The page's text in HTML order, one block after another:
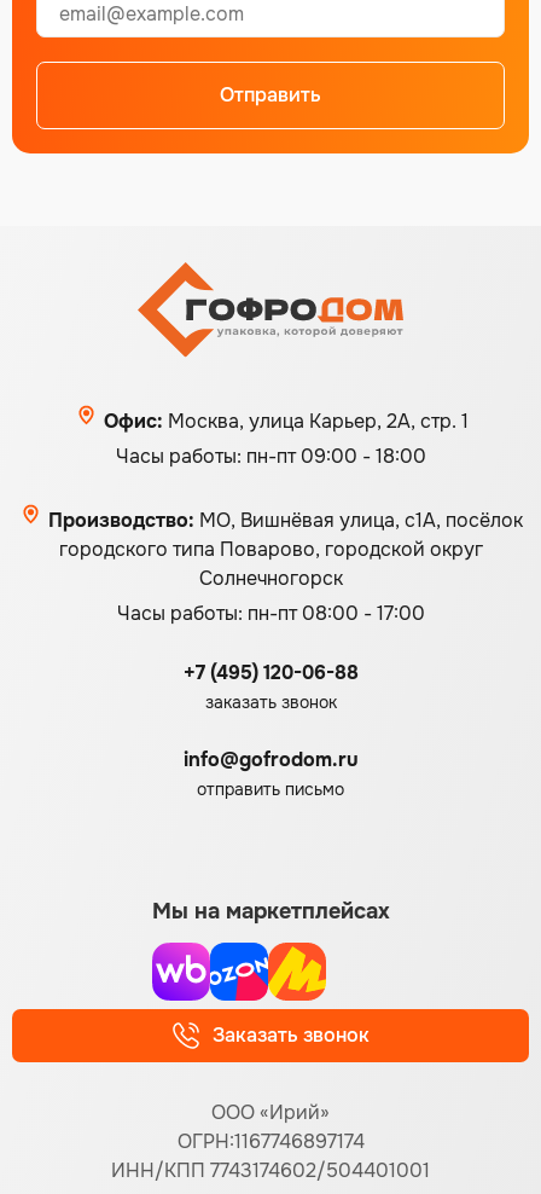
Отправить
Офис: Москва, улица Карьер, 2А, стр. 1
Часы работы: пн-пт 09:00 - 18:00
Производство: МО, Вишнёвая улица, с1А, посёлок
городского типа Поварово, городской округ
Солнечногорск
Часы работы: пн-пт 08:00 - 17:00
+7 (495) 120-06-88
заказать звонок
info@gofrodom.ru
отправить письмо
ООО «Ирий»
ОГРН:1167746897174
ИНН/КПП 7743174602/504401001
Заказать звонок
Мы на маркетплейсах